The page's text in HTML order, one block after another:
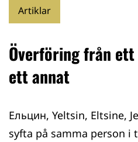
Artiklar
Överföring från
ett annat
Ельцин, Yeltsin, Eltsine,
syfta på samma person i